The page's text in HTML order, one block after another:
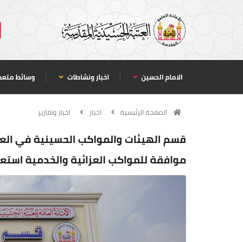
الامام الحسين اخبار ونشاطات وسائط
الصفحة الرئيسية اخبار اخبار وتقارير
موافقة للمواكب العزائية والخدمية